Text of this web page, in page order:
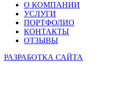
О КОМПАНИИ
УСЛУГИ
ПОРТФОЛИО
КОНТАКТЫ
ОТЗЫВЫ
РАЗРАБОТКА САЙТА